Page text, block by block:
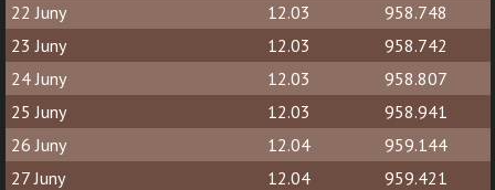
22 Juny
12.03
958.748
23 Juny
12.03
958.742
24 Juny
12.03
958.807
25 Juny
12.03
958.941
26 Juny
12.04
959.144
27 Juny
12.04
959.421